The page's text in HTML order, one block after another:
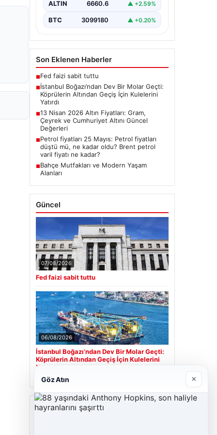
ALTIN 6660.6 ▲ +2.59%
BTC 3099180 ▲ +0.20%
Son Eklenen Haberler
■Fed faizi sabit tuttu
■İstanbul Boğazı’ndan Dev Bir Molar Geçti:
Köprülerin Altından Geçiş İçin Kulelerini
Yatırdı
■13 Nisan 2026 Altın Fiyatları: Gram,
Çeyrek ve Cumhuriyet Altını Güncel
Değerleri
■Petrol fiyatları 25 Mayıs: Petrol fiyatları
düştü mü, ne kadar oldu? Brent petrol
varil fiyatı ne kadar?
■Bahçe Mutfakları ve Modern Yaşam
Alanları
Güncel
07/08/2026
Fed faizi sabit tuttu
06/08/2026
İstanbul Boğazı’ndan Dev Bir Molar Geçti:
Köprülerin Altından Geçiş İçin Kulelerini
Yatırdı
Son Eklenen Firmalar
Göz Atın ×